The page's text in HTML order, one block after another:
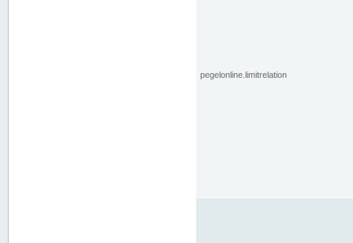
pegelonline.limitrelation